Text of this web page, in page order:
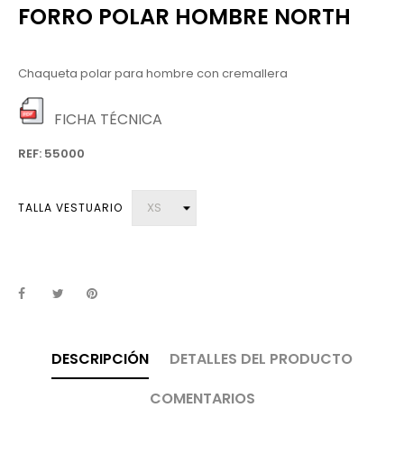
FORRO POLAR HOMBRE NORTH
Chaqueta polar para hombre con cremallera
FICHA TÉCNICA
REF: 55000
TALLA VESTUARIO
DESCRIPCIÓN
DETALLES DEL PRODUCTO
COMENTARIOS